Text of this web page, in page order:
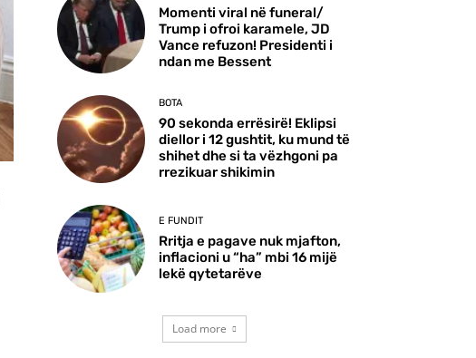
Momenti viral në funeral/
Trump i ofroi karamele, JD
Vance refuzon! Presidenti i
ndan me Bessent
BOTA
90 sekonda errësirë! Eklipsi
diellor i 12 gushtit, ku mund të
shihet dhe si ta vëzhgoni pa
rrezikuar shikimin
E FUNDIT
Rritja e pagave nuk mjafton,
inflacioni u “ha” mbi 16 mijë
lekë qytetarëve
Load more